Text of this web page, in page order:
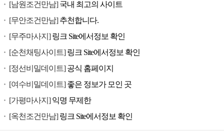
[남원조건만남]국내 최고의 사이트
[무안조건만남]추천합니다.
[무주마사지]링크 Site에서정보 확인
[순천채팅사이트]링크 Site에서정보 확인
[정선비밀데이트]공식 홈페이지
[여수비밀데이트]좋은 정보가 모인 곳
[가평마사지]익명 무제한
[옥천조건만남]링크 Site에서정보 확인